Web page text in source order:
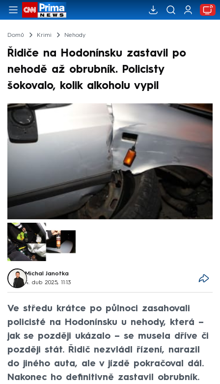
Domů Krimi Nehody
Řidiče na Hodonínsku zastavil po
nehodě až obrubník. Policisty
šokovalo, kolik alkoholu vypil
Michal Janotka
4. dub 2025, 11:13
Ve středu krátce po půlnoci zasahovali
policisté na Hodonínsku u nehody, která –
jak se později ukázalo – se musela dříve či
později stát. Řidič nezvládl řízení, narazil
do jiného auta, ale v jízdě pokračoval dál.
Nakonec ho definitivně zastavil obrubník.